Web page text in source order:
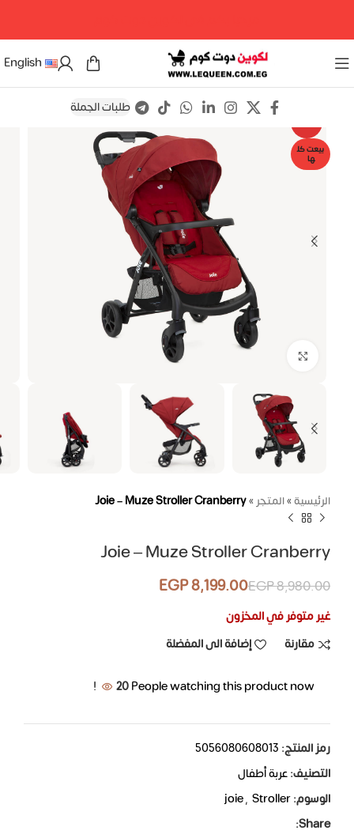
English
طلبات الجملة
بيعت كل
ها
الرئيسية»المتجر »
Joie – Muze Stroller Cranberry
Joie – Muze Stroller Cranberry
8,980.00
EGP
8,199.00
EGP
غير متوفر في المخزون
مقارنة
إضافة الى المفضلة
20People watching this product now!
رمز المنتج: 5056080608013
التصنيف:عربة أطفال
الوسوم:
joie, Stroller
Share: